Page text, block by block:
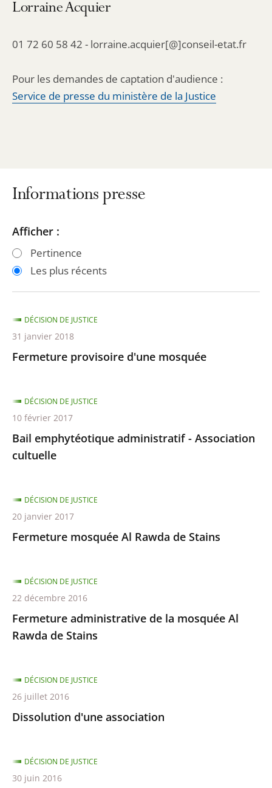
Lorraine Acquier
01 72 60 58 42 - lorraine.acquier[@]conseil-etat.fr
Pour les demandes de captation d'audience :
Service de presse du ministère de la Justice
Informations presse
Passer
les
filtres
après
Passer
les
filtres
avant
Afficher :
Pertinence
Les plus récents
Fermeture provisoire d'une mosquée
DÉCISION DE JUSTICE
31 janvier 2018
Bail emphytéotique administratif - Association
cultuelle
DÉCISION DE JUSTICE
10 février 2017
Fermeture mosquée Al Rawda de Stains
DÉCISION DE JUSTICE
20 janvier 2017
Fermeture administrative de la mosquée Al
Rawda de Stains
DÉCISION DE JUSTICE
22 décembre 2016
Dissolution d'une association
DÉCISION DE JUSTICE
26 juillet 2016
DÉCISION DE JUSTICE
30 juin 2016